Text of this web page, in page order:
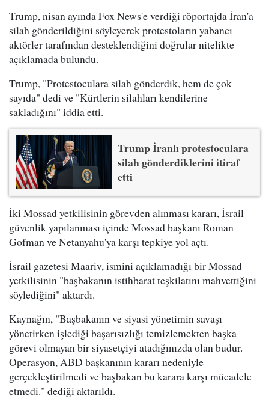
Trump, nisan ayında Fox News'e verdiği röportajda İran'a
silah gönderildiğini söyleyerek protestoların yabancı
aktörler tarafından desteklendiğini doğrular nitelikte
açıklamada bulundu.
Trump, "Protestoculara silah gönderdik, hem de çok
sayıda" dedi ve "Kürtlerin silahları kendilerine
sakladığını" iddia etti.
Trump İranlı protestoculara
silah gönderdiklerini itiraf
etti
İki Mossad yetkilisinin görevden alınması kararı, İsrail
güvenlik yapılanması içinde Mossad başkanı Roman
Gofman ve Netanyahu'ya karşı tepkiye yol açtı.
İsrail gazetesi Maariv, ismini açıklamadığı bir Mossad
yetkilisinin "başbakanın istihbarat teşkilatını mahvettiğini
söylediğini" aktardı.
Kaynağın, "Başbakanın ve siyasi yönetimin savaşı
yönetirken işlediği başarısızlığı temizlemekten başka
görevi olmayan bir siyasetçiyi atadığınızda olan budur.
Operasyon, ABD başkanının kararı nedeniyle
gerçekleştirilmedi ve başbakan bu karara karşı mücadele
etmedi." dediği aktarıldı.